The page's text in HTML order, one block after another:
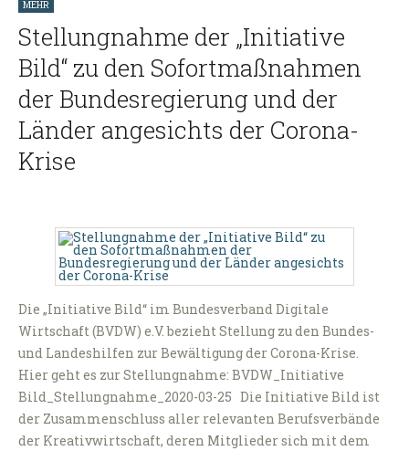
MEHR
Stellungnahme der „Initiative
Bild“ zu den Sofortmaßnahmen
der Bundesregierung und der
Länder angesichts der Corona-
Krise
Die „Initiative Bild“ im Bundesverband Digitale
Wirtschaft (BVDW) e.V. bezieht Stellung zu den Bundes-
und Landeshilfen zur Bewältigung der Corona-Krise.
Hier geht es zur Stellungnahme: BVDW_Initiative
Bild_Stellungnahme_2020-03-25 Die Initiative Bild ist
der Zusammenschluss aller relevanten Berufsverbände
der Kreativwirtschaft, deren Mitglieder sich mit dem